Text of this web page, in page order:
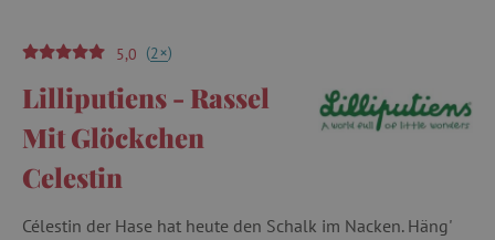
5,0 (2+)
Lilliputiens - Rassel
Mit Glöckchen
Celestin
Célestin der Hase hat heute den Schalk im Nacken. Häng'